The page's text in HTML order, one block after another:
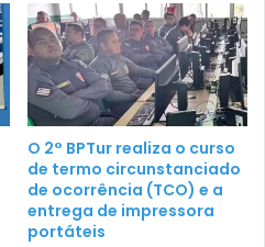
O 2° BPTur realiza o curso
de termo circunstanciado
de ocorrência (TCO) e a
entrega de impressora
portáteis